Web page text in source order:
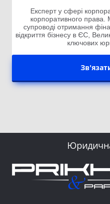
Експерт у сфері
корпоративного права.
супроводі отримання
відкриття бізнесу в ЄС,
ключових